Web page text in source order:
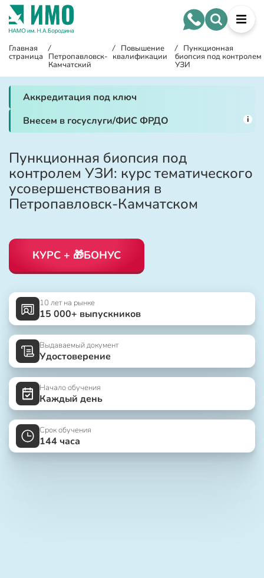
Главная
страница
/
Петропавловск-
Камчатский
/ Повышение
квалификации
/ Пункционная
биопсия под контролем
УЗИ
Аккредитация под ключ
Внесем в госуслуги/ФИС ФРДО
i
Пункционная биопсия под
контролем УЗИ: курс тематического
усовершенствования в
Петропавловск-Камчатском
КУРС + 🎁БОНУС
10 лет на рынке
15 000+ выпускников
Выдаваемый документ
Удостоверение
Начало обучения
Каждый день
Срок обучения
144 часа